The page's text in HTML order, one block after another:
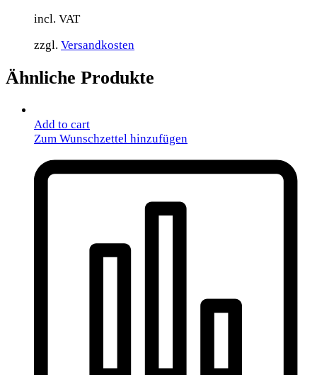
incl. VAT
zzgl. Versandkosten
Ähnliche Produkte
Add to cart
Zum Wunschzettel hinzufügen